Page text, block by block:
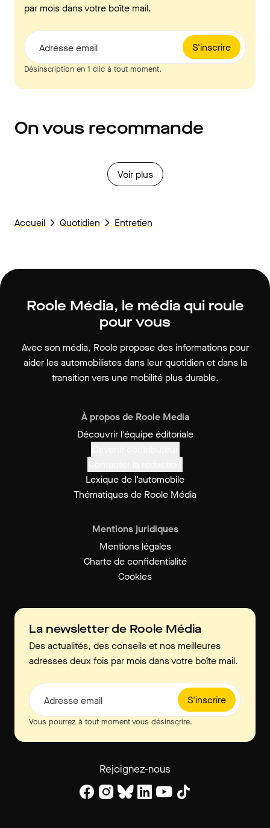
par mois dans votre boîte mail.
S'inscrire
Adresse email
Désinscription en 1 clic à tout moment.
On vous recommande
Voir plus
Accueil Quotidien Entretien
Roole Média, le média qui roule
pour vous
Avec son média, Roole propose des informations pour
aider les automobilistes dans leur quotidien et dans la
transition vers une mobilité plus durable.
À propos de Roole Media
Découvrir l'équipe éditoriale
Lexique de l’automobile
Thématiques de Roole Média
Mentions juridiques
Mentions légales
Charte de confidentialité
Cookies
La newsletter de Roole Média
Des actualités, des conseils et nos meilleures
adresses deux fois par mois dans votre boîte mail.
S'inscrire
Adresse email
Vous pourrez à tout moment vous désinscrire.
Rejoignez-nous